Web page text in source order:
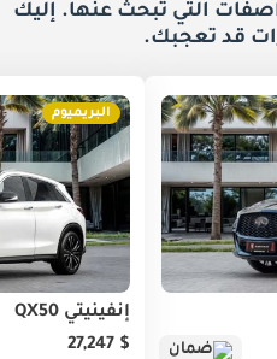
التي تبحث عنها. إليك
قد تعجبك.
ضمان
البريميوم
إنفينيتي QX50
$ 27,247